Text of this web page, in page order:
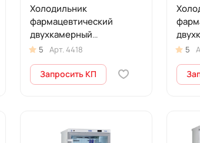
Холодильник
фармацевтический
двухкамерный
ХФД-280(ТС) (140/140 л)
стеклянными дверями
5 Арт. 4418
Запросить КП
(140/
5